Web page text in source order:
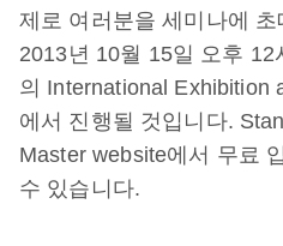
제로 여러분을 세미나에
2013년 10월 15일 오후
의 International Exhibition
에서 진행될 것입니다.
Master website에서 무료
수 있습니다.